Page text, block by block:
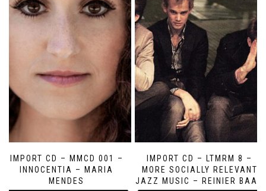
IMPORT CD – MMCD 001 –
INNOCENTIA – MARIA
MENDES
IMPORT CD – LTMRM 8 –
MORE SOCIALLY RELEVANT
JAZZ MUSIC – REINIER BAAS